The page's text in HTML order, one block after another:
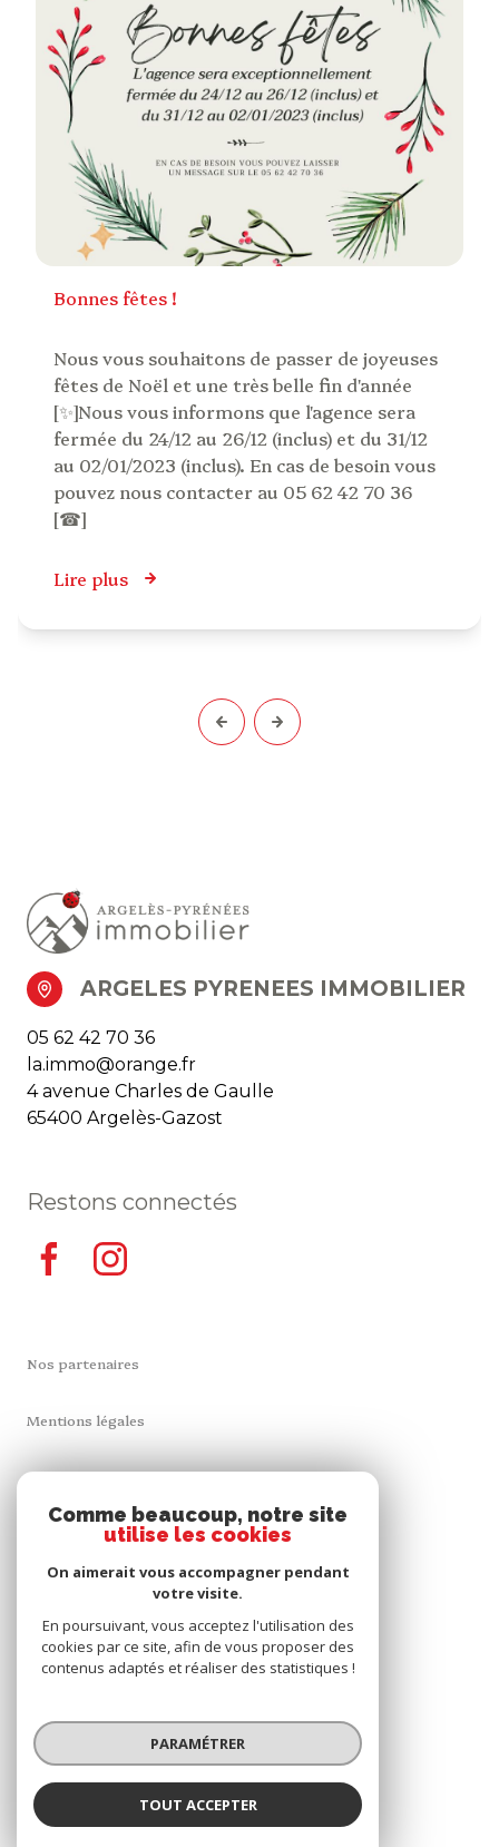
bonnes fêtes !
Nous vous souhaitons de passer de joyeuses
fêtes de Noël et une très belle fin d'année
[✨]Nous vous informons que l'agence sera
fermée du 24/12 au 26/12 (inclus) et du 31/12
au 02/01/2023 (inclus). En cas de besoin vous
pouvez nous contacter au 05 62 42 70 36
[☎]
Lire plus
ARGELES PYRENEES IMMOBILIER
05 62 42 70 36
la.immo@orange.fr
4 avenue Charles de Gaulle
65400 Argelès-Gazost
Restons connectés
Nos partenaires
Mentions légales
Admin
Nos honoraires
Cookies
© 2026 | Tous droits réservés
Réalisé par
Comme beaucoup, notre site
utilise les cookies
On aimerait vous accompagner pendant
votre visite.
En poursuivant, vous acceptez l'utilisation des
cookies par ce site, afin de vous proposer des
contenus adaptés et réaliser des statistiques !
PARAMÉTRER
TOUT ACCEPTER